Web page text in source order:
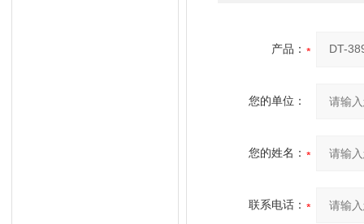
产品：
您的单位：
您的姓名：
联系电话：